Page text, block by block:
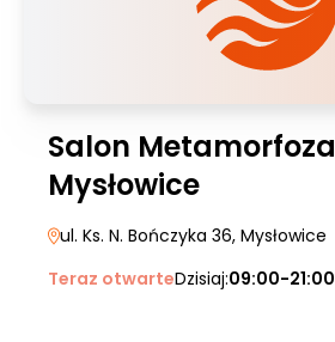
Salon Metamorfoza
Mysłowice
ul. Ks. N. Bończyka 36, Mysłowice
Teraz otwarteDzisiaj:09:00-21:00